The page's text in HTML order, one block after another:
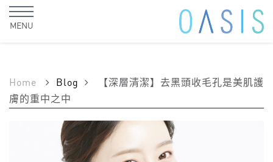
MENU
Home Blog
【深層清潔】去黑頭收毛孔是美肌護
膚的重中之中